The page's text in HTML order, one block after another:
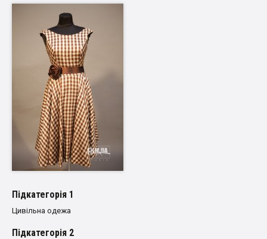
Пiдкатегорiя 1
Цивільна одежа
Пiдкатегорiя 2